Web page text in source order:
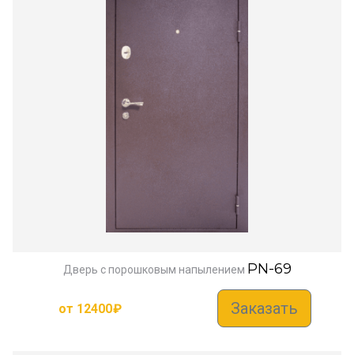
Дверь с порошковым напылением PN-69
от 12400₽ Заказать